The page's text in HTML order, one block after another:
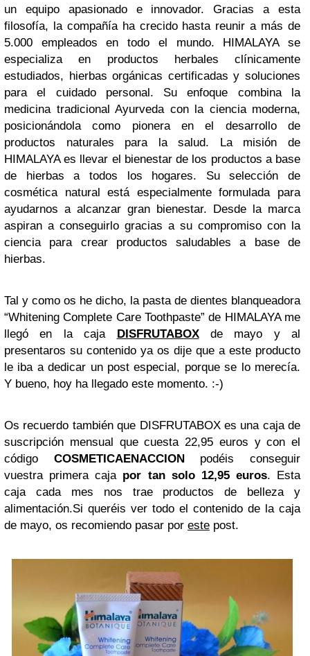
un equipo apasionado e innovador. Gracias a esta
filosofía, la compañía ha crecido hasta reunir a más de
5.000 empleados en todo el mundo. HIMALAYA se
especializa en productos herbales clínicamente
estudiados, hierbas orgánicas certificadas y soluciones
para el cuidado personal. Su enfoque combina la
medicina tradicional Ayurveda con la ciencia moderna,
posicionándola como pionera en el desarrollo de
productos naturales para la salud. La misión de
HIMALAYA es llevar el bienestar de los productos a base
de hierbas a todos los hogares. Su selección de
cosmética natural está especialmente formulada para
ayudarnos a alcanzar gran bienestar. Desde la marca
aspiran a conseguirlo gracias a su compromiso con la
ciencia para crear productos saludables a base de
hierbas.
Tal y como os he dicho, la pasta de dientes blanqueadora
“Whitening Complete Care Toothpaste” de HIMALAYA me
llegó en la caja DISFRUTABOXde mayo y al
presentaros su contenido ya os dije que a este producto
le iba a dedicar un post especial, porque se lo merecía.
Y bueno, hoy ha llegado este momento. :-)
Os recuerdo también que DISFRUTABOX es una caja de
suscripción mensual que cuesta 22,95 euros y con el
código COSMETICAENACCIONpodéis conseguir
vuestra primera caja por tan solo 12,95 euros. Esta
caja cada mes nos trae productos de belleza y
alimentación.Si queréis ver todo el contenido de la caja
de mayo, os recomiendo pasar por este post.